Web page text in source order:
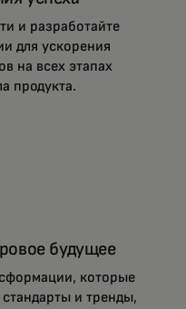
и разработайте
для ускорения
на всех этапах
продукта.
будущее
которые
и тренды,